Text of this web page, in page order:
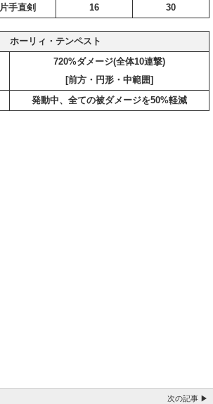
片手直剣 16 30
ホーリィ・テンペスト
720%ダメージ(全体10連撃)
[前方・円形・中範囲]
発動中、全ての被ダメージを50%軽減
次の記事 ▶